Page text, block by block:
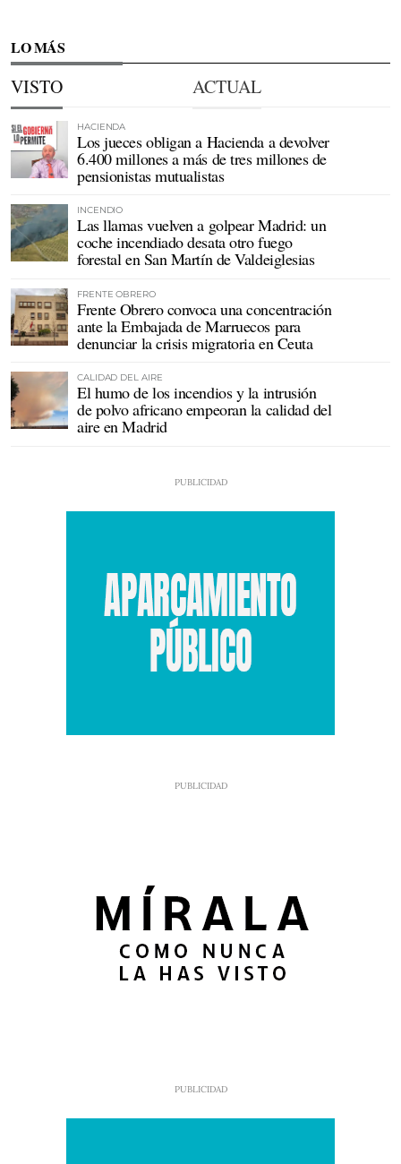
LO MÁS
VISTO ACTUAL
HACIENDA
Los jueces obligan a Hacienda a devolver
6.400 millones a más de tres millones de
pensionistas mutualistas
INCENDIO
Las llamas vuelven a golpear Madrid: un
coche incendiado desata otro fuego
forestal en San Martín de Valdeiglesias
FRENTE OBRERO
Frente Obrero convoca una concentración
ante la Embajada de Marruecos para
denunciar la crisis migratoria en Ceuta
CALIDAD DEL AIRE
El humo de los incendios y la intrusión
de polvo africano empeoran la calidad del
aire en Madrid